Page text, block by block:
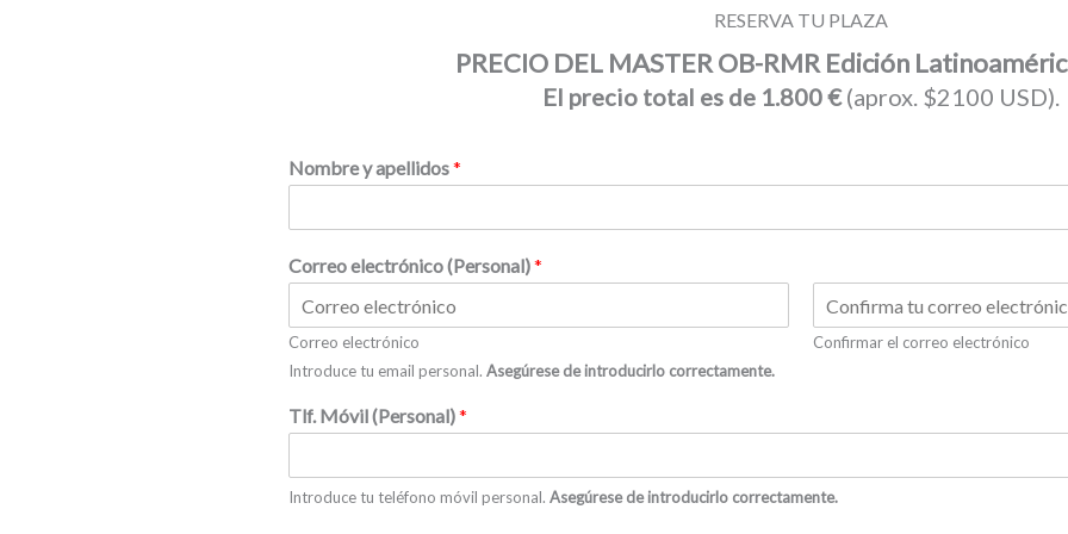
RESERVA TU PLAZA
PRECIO DEL MASTER OB-RMR Edición
El precio total es de 1.800 €(aprox. $2100 USD).
Nombre y apellidos*
Correo electrónico (Personal)*
Correo electrónico
Confirmar el correo electrónico
Introduce tu email personal. Asegúrese de introducirlo correctamente.
Tlf. Móvil (Personal)*
Introduce tu teléfono móvil personal. Asegúrese de introducirlo correctamente.